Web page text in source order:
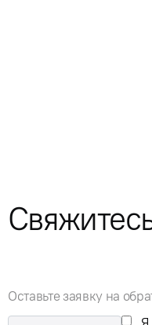
Оставьте заявку на